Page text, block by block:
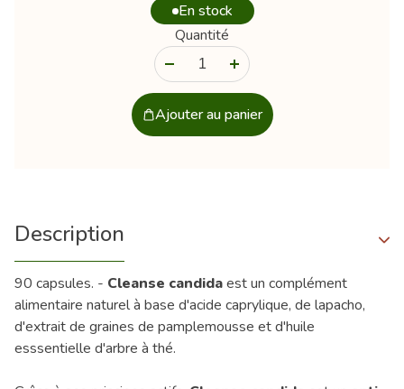
En stock
Quantité
Ajouter au panier
Description
90 capsules. - Cleanse candidaest un complément
alimentaire naturel à base d'acide caprylique, de lapacho,
d'extrait de graines de pamplemousse et d'huile
esssentielle d'arbre à thé.